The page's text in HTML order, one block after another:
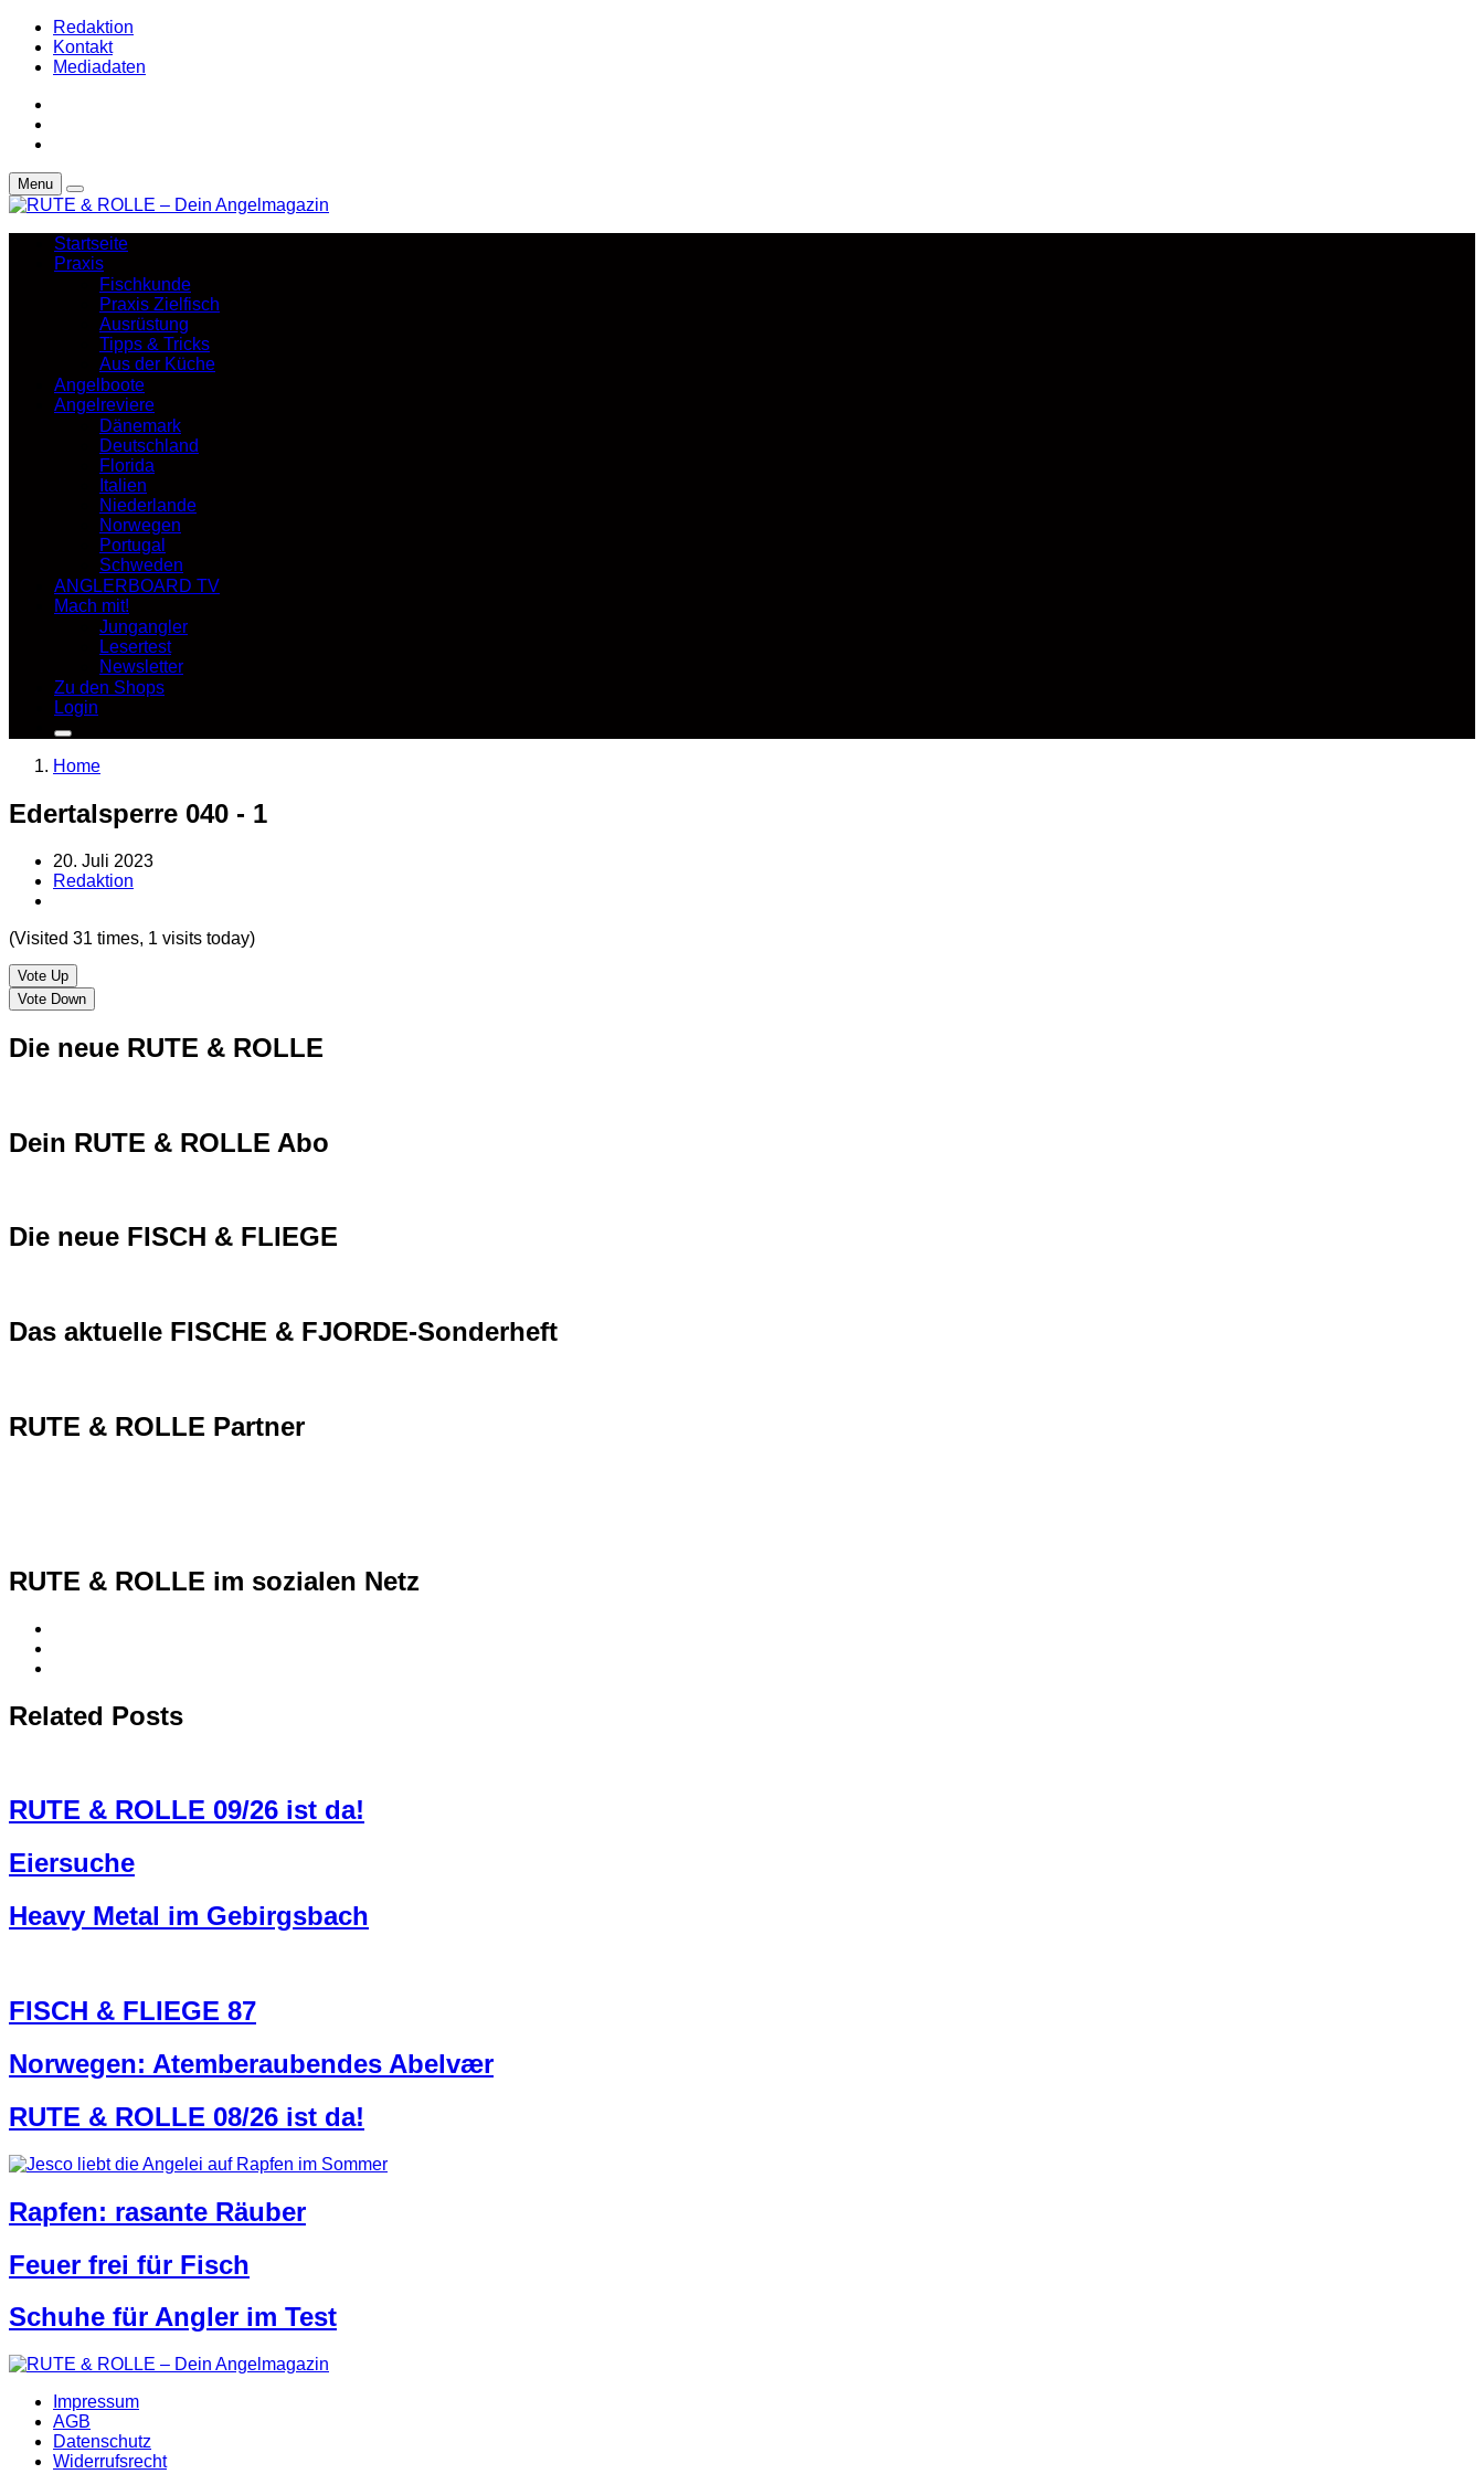
Redaktion
Kontakt
Mediadaten
Menu
Startseite
Praxis
Fischkunde
Praxis Zielfisch
Ausrüstung
Tipps & Tricks
Aus der Küche
Angelboote
Angelreviere
Dänemark
Deutschland
Florida
Italien
Niederlande
Norwegen
Portugal
Schweden
ANGLERBOARD TV
Mach mit!
Jungangler
Lesertest
Newsletter
Zu den Shops
Login
Home
Edertalsperre 040 - 1
20. Juli 2023
Redaktion
(Visited 31 times, 1 visits today)
Vote Up
Vote Down
Die neue RUTE & ROLLE
Dein RUTE & ROLLE Abo
Die neue FISCH & FLIEGE
Das aktuelle FISCHE & FJORDE-Sonderheft
RUTE & ROLLE Partner
RUTE & ROLLE im sozialen Netz
Related Posts
RUTE & ROLLE 09/26 ist da!
Eiersuche
Heavy Metal im Gebirgsbach
FISCH & FLIEGE 87
Norwegen: Atemberaubendes Abelvær
RUTE & ROLLE 08/26 ist da!
Rapfen: rasante Räuber
Feuer frei für Fisch
Schuhe für Angler im Test
Impressum
AGB
Datenschutz
Widerrufsrecht